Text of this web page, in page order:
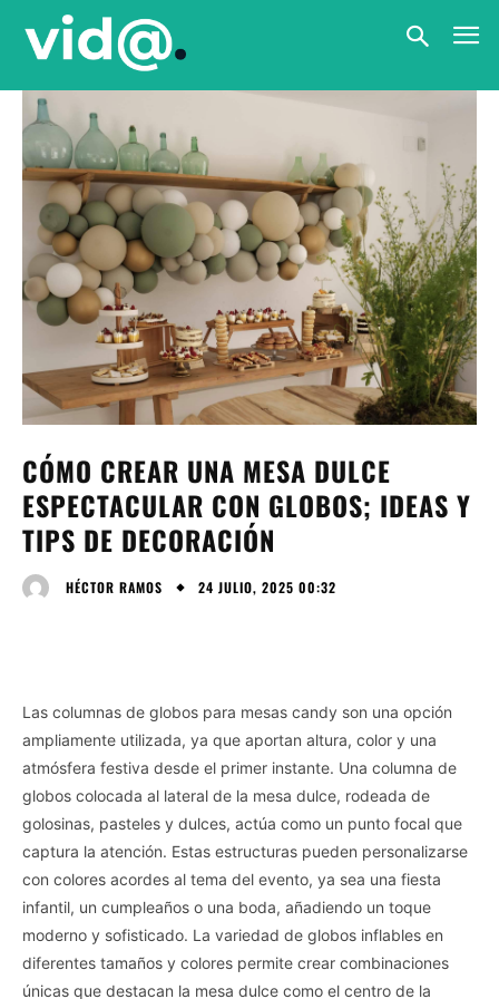
CÓMO CREAR UNA MESA DULCE
ESPECTACULAR CON GLOBOS; IDEAS Y
TIPS DE DECORACIÓN
HÉCTOR RAMOS 24 JULIO, 2025 00:32
Las columnas de globos para mesas candy son una opción
ampliamente utilizada, ya que aportan altura, color y una
atmósfera festiva desde el primer instante. Una columna de
globos colocada al lateral de la mesa dulce, rodeada de
golosinas, pasteles y dulces, actúa como un punto focal que
captura la atención. Estas estructuras pueden personalizarse
con colores acordes al tema del evento, ya sea una fiesta
infantil, un cumpleaños o una boda, añadiendo un toque
moderno y sofisticado. La variedad de globos inflables en
diferentes tamaños y colores permite crear combinaciones
únicas que destacan la mesa dulce como el centro de la